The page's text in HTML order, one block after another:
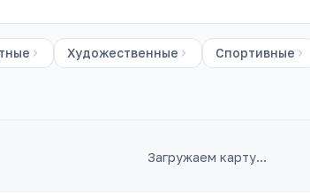
Художественные
Спортивные
Загружаем карту…